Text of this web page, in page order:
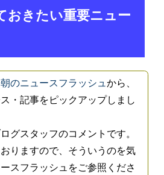
おきたい重要ニュー
のニュースフラッシュから、
・記事をピックアップしまし
グスタッフのコメントです。
りますので、そういうのを気
スフラッシュをご参照くださ